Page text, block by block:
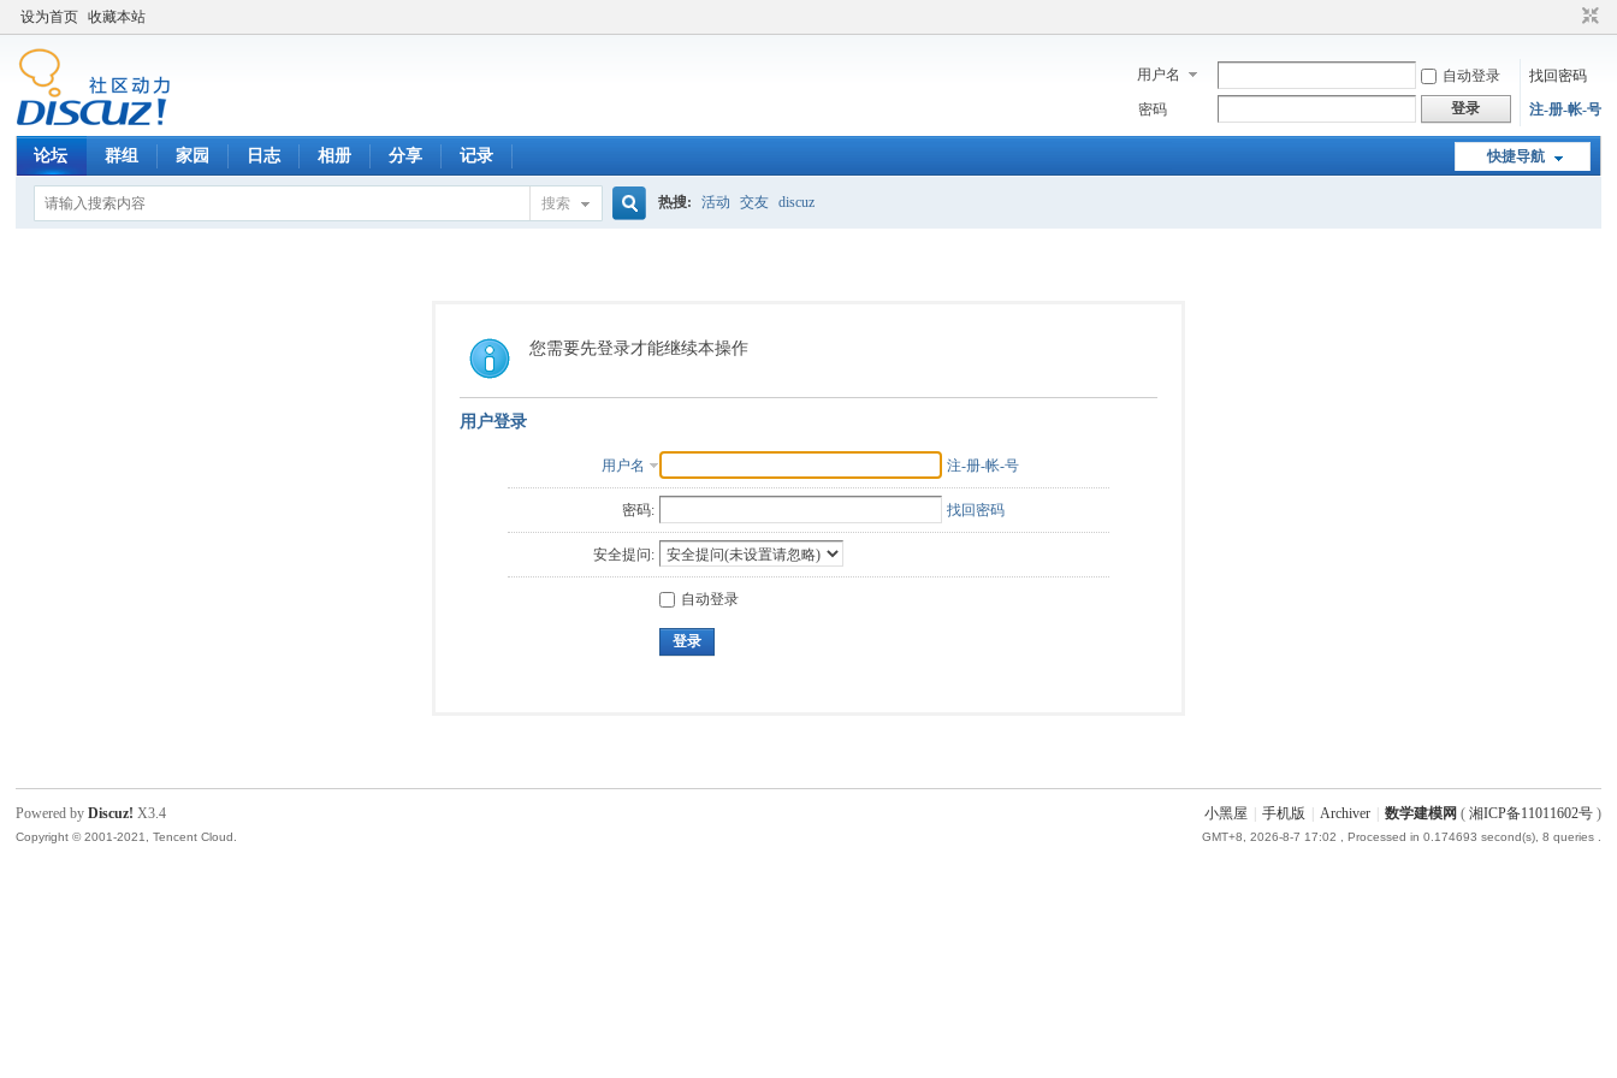
设为首页 收藏本站
用户名 自动登录
找回密码
密码
登录 注-册-帐-号
快捷导航
论坛 群组 家园 日志 相册 分享 记录
搜索
索
热搜: 活动 交友 discuz
您需要先登录才能继续本操作
用户登录
用户名 注-册-帐-号
密码: 找回密码
安全提问:
自动登录
登录
小黑屋 手机版 Archiver 数学建模网 ( 湘ICP备11011602号)
GMT+8, 2026-8-7 17:02 , Processed in 0.174693 second(s), 8 queries .
Powered byDiscuz! X3.4
Copyright © 2001-2021, Tencent Cloud.